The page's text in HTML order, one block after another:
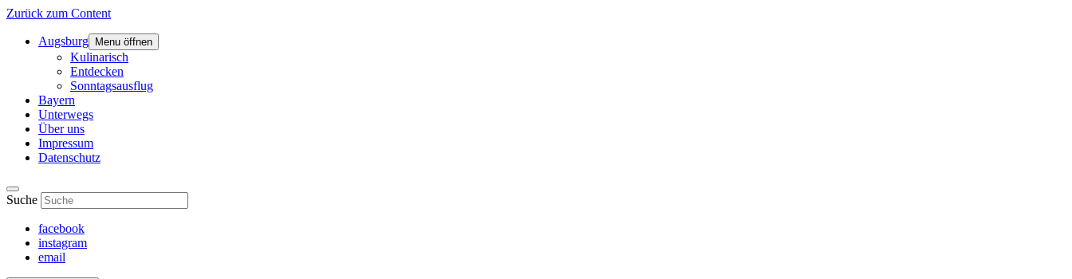
Zurück zum Content
Augsburg Menu öffnen
Kulinarisch
Entdecken
Sonntagsausflug
Bayern
Unterwegs
Über uns
Impressum
Datenschutz
Suche
facebook
instagram
email